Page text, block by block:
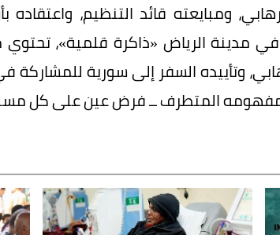
ومبايعته قائد التنظيم، واعتقاده
مدينة الرياض «ذاكرة قلمية»، تحتوي
وتأييده السفر إلى سورية للمشاركة
لمفهومه المتطرف ــ فرض عين على كل